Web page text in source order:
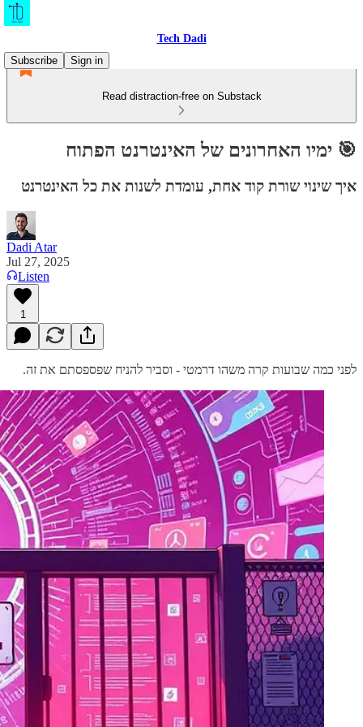
Tech Dadi
Subscribe
Sign in
Read distraction-free on Substack
🎯 ימיו האחרונים של האינטרנט הפתוח
איך שינוי שורת קוד אחת, עומדת לשנות את כל האינטרנט
Dadi Atar
Jul 27, 2025
Listen
1
לפני כמה שבועות קרה משהו דרמטי - וסביר להניח שפספסתם את זה.